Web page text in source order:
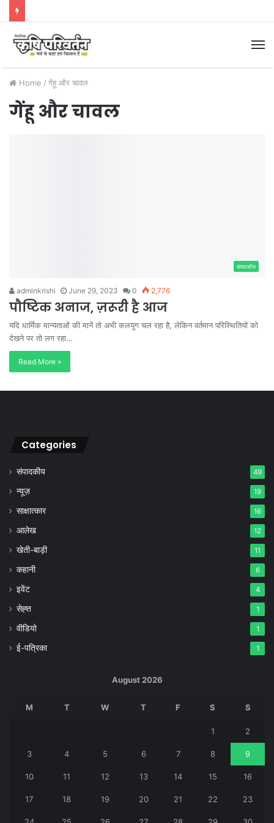
Home / गेंहू और चावल
गेंहू और चावल
संपादकीय
adminkrishi June 29, 2023 0 2,776
पौष्टिक अनाज, ज़रूरी है आज
यदि धार्मिक मान्यताओं की मानें तो अभी कलयुग चल रहा है, लेकिन वर्तमान परिस्थितियों को
देखने पर तो लग रहा…
Read More »
Categories
संपादकीय 49
न्यूज़ 19
साक्षात्कार 16
आलेख 12
खेती-बाड़ी 11
कहानी 6
इवेंट 4
सेह्त 1
वीडियो 1
ई-पत्रिका 1
August 2026
M T W T F S S
1 2
3 4 5 6 7 8 9
10 11 12 13 14 15 16
17 18 19 20 21 22 23